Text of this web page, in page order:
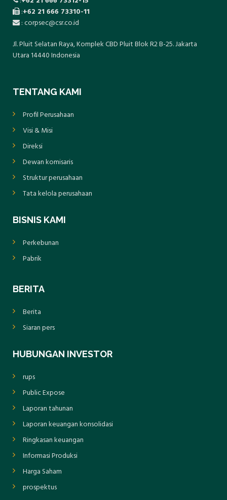
:+62 21 666 73310-11
: corpsec@csr.co.id
Jl. Pluit Selatan Raya, Komplek CBD Pluit Blok R2 B-25. Jakarta
Utara 14440 Indonesia
TENTANG KAMI
Profil Perusahaan
Visi & Misi
Direksi
Dewan komisaris
Struktur perusahaan
Tata kelola perusahaan
BISNIS KAMI
Perkebunan
Pabrik
BERITA
Berita
Siaran pers
HUBUNGAN INVESTOR
rups
Public Expose
Laporan tahunan
Laporan keuangan konsolidasi
Ringkasan keuangan
Informasi Produksi
Harga Saham
prospektus